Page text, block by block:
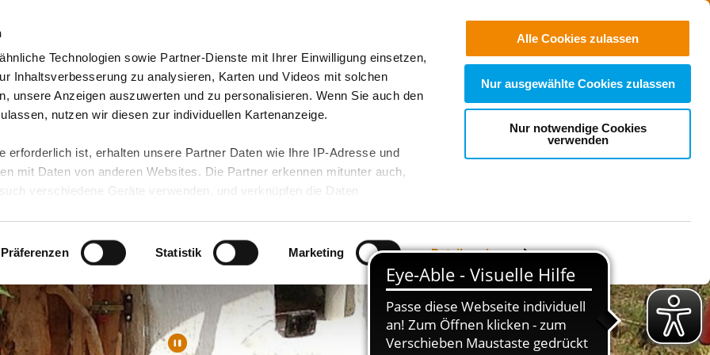
Technologien sowie Partner-Dienste mit Ihrer Einwilligung einsetzen,
Inhaltsverbesserung zu analysieren, Karten und Videos mit solchen
unsere Anzeigen auszuwerten und zu personalisieren. Wenn Sie auch den
nutzen wir diesen zur individuellen Kartenanzeige.
erforderlich ist, erhalten unsere Partner Daten wie Ihre IP-Adresse und
mit Daten von anderen Websites. Die Partner erkennen mitunter auch,
verschiedene Geräte verwenden, und verknüpfen die Daten
Daten führen kann.
unserenDatenschutzhinweisenund in unsererCookie-Übersicht
. Wenn
Funktionen für diese Zwecke aktiviert sind, müssen Sie alle Cookie-
mittels nachfolgender Buttons über Ihre Einwilligung für diese
erteilte Einwilligung stets für die Zukunft widerrufen. Bitte beachten Sie:
Präferenzen Statistik Marketing Details zeigen
Alle Cookies zulassen
Nur ausgewählte Cookies zulassen
Nur notwendige Cookies
verwenden
Suchen
& Angebote Presse & Themen Jobs & Karriere Spenden
Jobs